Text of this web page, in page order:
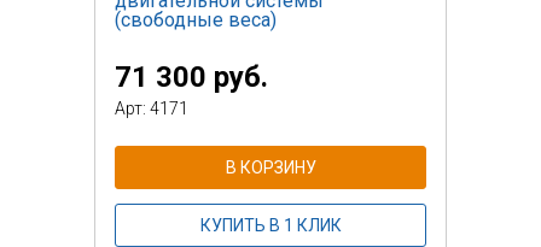
(свободные веса)
71 300 руб.
Арт: 4171
В КОРЗИНУ
КУПИТЬ В 1 КЛИК